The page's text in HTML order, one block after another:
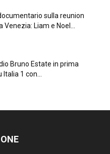
sulla reunion
Venezia: Liam e Noel...
Bruno Estate in prima
Italia 1 con...